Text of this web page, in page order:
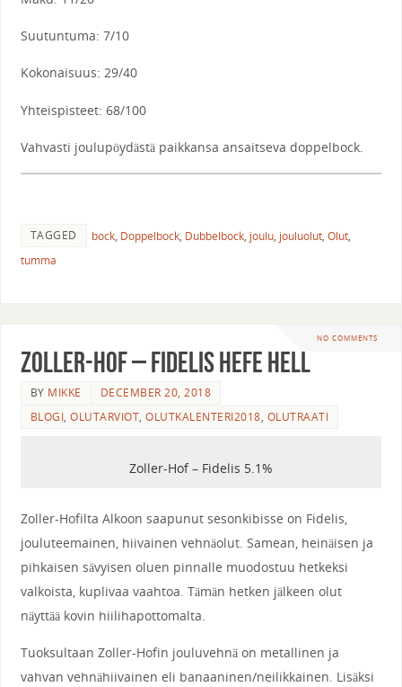
Suutuntuma: 7/10
Kokonaisuus: 29/40
Yhteispisteet: 68/100
Vahvasti joulupöydästä paikkansa ansaitseva doppelbock.
TAGGED bock, Doppelbock, Dubbelbock, joulu, jouluolut, Olut,
tumma
NO COMMENTS
Zoller-Hof – Fidelis Hefe Hell
BY MIKKE
DECEMBER 20, 2018
BLOGI,OLUTARVIOT,OLUTKALENTERI2018, OLUTRAATI
Zoller-Hof – Fidelis 5.1%
Zoller-Hofilta Alkoon saapunut sesonkibisse on Fidelis,
jouluteemainen, hiivainen vehnäolut. Samean, heinäisen ja
pihkaisen sävyisen oluen pinnalle muodostuu hetkeksi
valkoista, kuplivaa vaahtoa. Tämän hetken jälkeen olut
näyttää kovin hiilihapottomalta.
Tuoksultaan Zoller-Hofin jouluvehnä on metallinen ja
vahvan vehnähiivainen eli banaaninen/neilikkainen. Lisäksi